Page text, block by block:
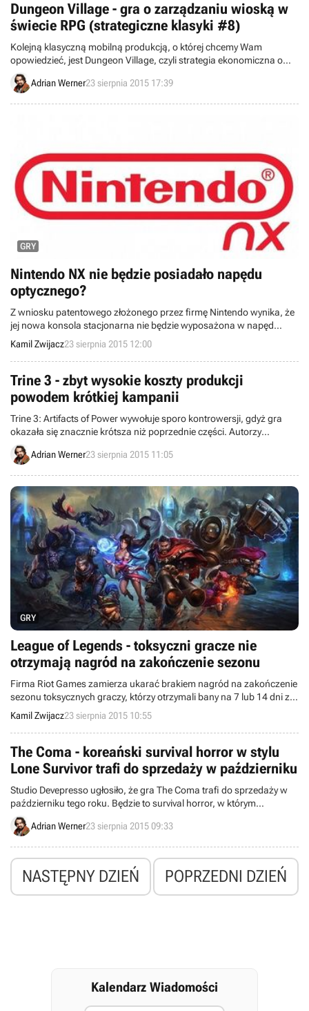
Dungeon Village - gra o zarządzaniu wioską w
świecie RPG (strategiczne klasyki #8)
Kolejną klasyczną mobilną produkcją, o której chcemy Wam
opowiedzieć, jest Dungeon Village, czyli strategia ekonomiczna o
zarządzaniu wioską odwiedzaną przez typowych bohaterów gier
RPG.Adrian Werner23 sierpnia 2015 17:39
GRY
Nintendo NX nie będzie posiadało napędu
optycznego?
Z wniosku patentowego złożonego przez firmę Nintendo wynika, że
jej nowa konsola stacjonarna nie będzie wyposażona w napęd
optyczny, a zamiast tego otrzyma wsparcie dla kart pamięci.
Kamil Zwijacz23 sierpnia 2015 12:00
Trine 3 - zbyt wysokie koszty produkcji
powodem krótkiej kampanii
Trine 3: Artifacts of Power wywołuje sporo kontrowersji, gdyż gra
okazała się znacznie krótsza niż poprzednie części. Autorzy
przyznali właśnie, że powód tego jest prosty – zwyczajnie zabrakło
im pieniędzy.
Adrian Werner23 sierpnia 2015 11:05
GRY
League of Legends - toksyczni gracze nie
otrzymają nagród na zakończenie sezonu
Firma Riot Games zamierza ukarać brakiem nagród na zakończenie
sezonu toksycznych graczy, którzy otrzymali bany na 7 lub 14 dni za
obrażanie innych osób. Na fanty nie mają też co liczyć zawodnicy
nagminnie uciekający z meczy i ci z ograniczeniami chatu oraz
rozgrywek rankingowych.
Kamil Zwijacz23 sierpnia 2015 10:55
The Coma - koreański survival horror w stylu
Lone Survivor trafi do sprzedaży w październiku
Studio Devepresso ugłosiło, że gra The Coma trafi do sprzedaży w
październiku tego roku. Będzie to survival horror, w którym
pokierujemy koreańskim licealistą próbującym wydostać się z
opanowanej przez potwory szkoły.
Adrian Werner23 sierpnia 2015 09:33
NASTĘPNY DZIEŃ POPRZEDNI DZIEŃ
Kalendarz Wiadomości